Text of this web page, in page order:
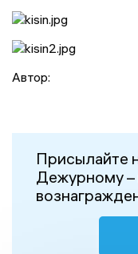
Автор:
Присылайте
Дежурному –